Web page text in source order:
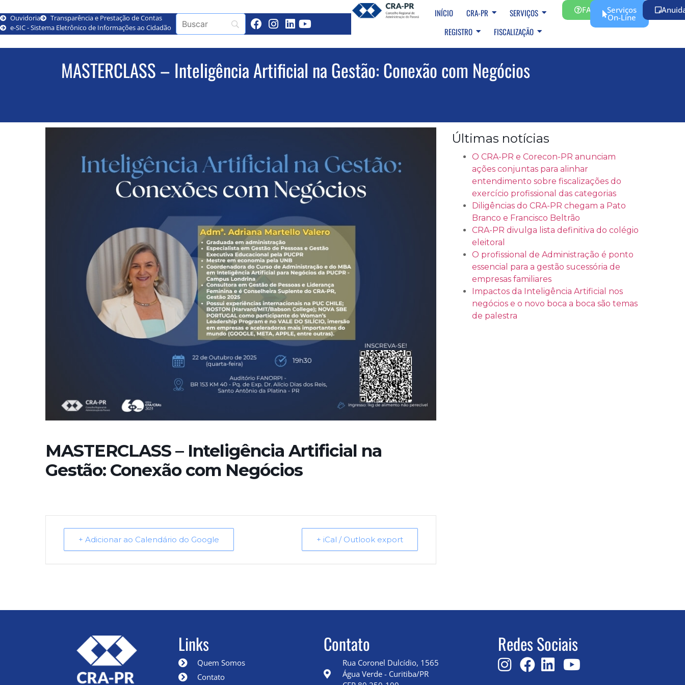
Ouvidoria
Transparência e Prestação de Contas
e-SIC - Sistema Eletrônico de Informações ao Cidadão
INÍCIO CRA-PR
SERVIÇOS
REGISTRO
FISCALIZAÇÃO
FAQ Serviços
On-Line
MASTERCLASS – Inteligência Artificial na Gestão: Conexão com Negócios
MASTERCLASS – Inteligência Artificial na
Gestão: Conexão com Negócios
+ Adicionar ao Calendário do Google + iCal / Outlook export
Últimas notícias
O CRA-PR e Corecon-PR anunciam
ações conjuntas para alinhar
entendimento sobre fiscalizações do
exercício profissional das categorias
Diligências do CRA-PR chegam a Pato
Branco e Francisco Beltrão
CRA-PR divulga lista definitiva do colégio
eleitoral
O profissional de Administração é ponto
essencial para a gestão sucessória de
empresas familiares
Impactos da Inteligência Artificial nos
negócios e o novo boca a boca são temas
de palestra
Links
Quem Somos
Contato
Contato
Rua Coronel Dulcídio, 1565
Água Verde - Curitiba/PR
Redes Sociais